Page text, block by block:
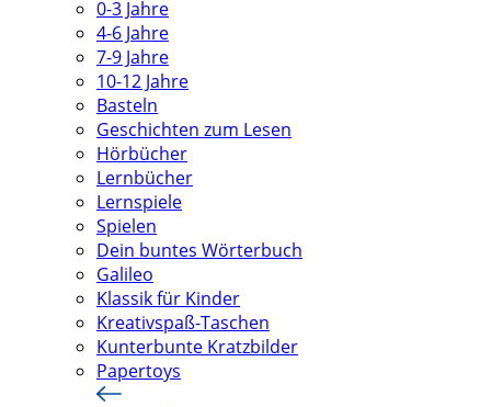
0-3 Jahre
4-6 Jahre
7-9 Jahre
10-12 Jahre
Basteln
Geschichten zum Lesen
Hörbücher
Lernbücher
Lernspiele
Spielen
Dein buntes Wörterbuch
Galileo
Klassik für Kinder
Kreativspaß-Taschen
Kunterbunte Kratzbilder
Papertoys